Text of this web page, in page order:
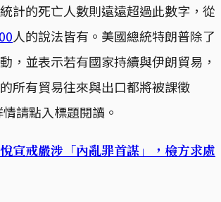
計的死亡人數則遠遠超過此數字，從
人的說法皆有。美國總統特朗普除了
，並表示若有國家持續與伊朗貿易，
所有貿易往來與出口都將被課徵
請點入標題閱讀。
宣戒嚴涉「內亂罪首謀」，檢方求處